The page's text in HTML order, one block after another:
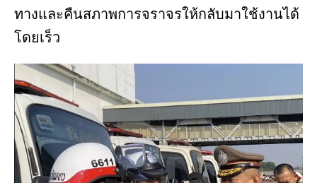
ทางและคืนสภาพการจราจรให้กลับมาใช้งานได้
โดยเร็ว